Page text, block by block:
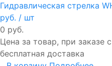
Гидравлическая стрелка
руб. / шт
0 руб.
Цена за товар, при заказе
бесплатная доставка